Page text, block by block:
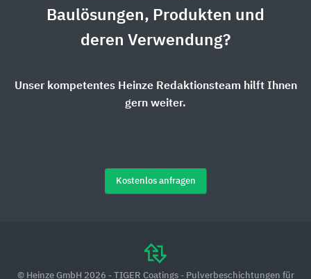
Baulösungen, Produkten und
deren Verwendung?
Unser kompetentes Heinze Redaktionsteam hilft Ihnen
gern weiter.
Kostenlos anfragen
© Heinze GmbH 2026 - TIGER Coatings - Pulverbeschichtungen für